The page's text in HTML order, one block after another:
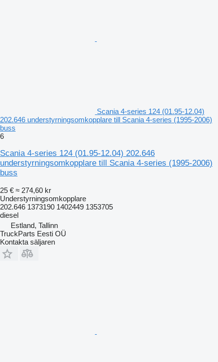
Scania 4-series 124 (01.95-12.04)
202.646 understyrningsomkopplare till Scania 4-series (1995-2006)
buss
6
Scania 4-series 124 (01.95-12.04) 202.646
understyrningsomkopplare till Scania 4-series (1995-2006)
buss
25 € ≈ 274,60 kr
Understyrningsomkopplare
202.646 1373190 1402449 1353705
diesel
Estland, Tallinn
TruckParts Eesti OÜ
Kontakta säljaren